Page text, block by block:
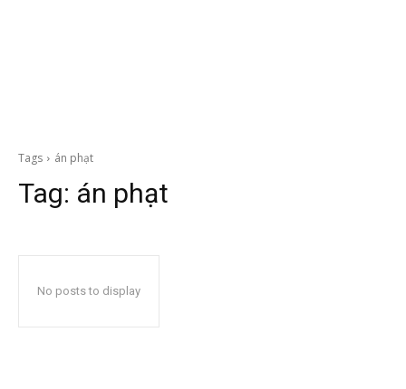
Tags án phạt
Tag: án phạt
No posts to display